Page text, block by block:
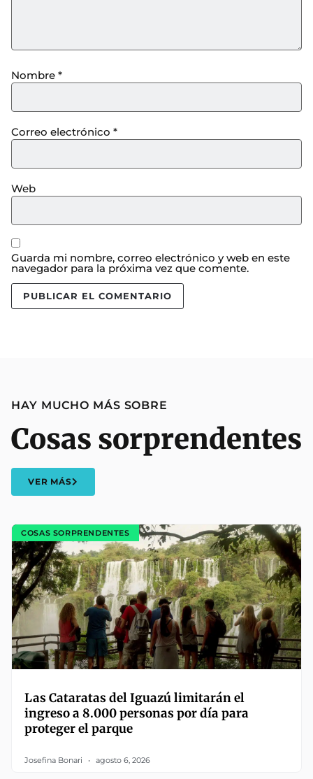
Nombre *
Correo electrónico *
Web
Guarda mi nombre, correo electrónico y web en este
navegador para la próxima vez que comente.
HAY MUCHO MÁS SOBRE
Cosas sorprendentes
VER MÁS
COSAS SORPRENDENTES
Las Cataratas del Iguazú limitarán el
ingreso a 8.000 personas por día para
proteger el parque
Josefina Bonari agosto 6, 2026